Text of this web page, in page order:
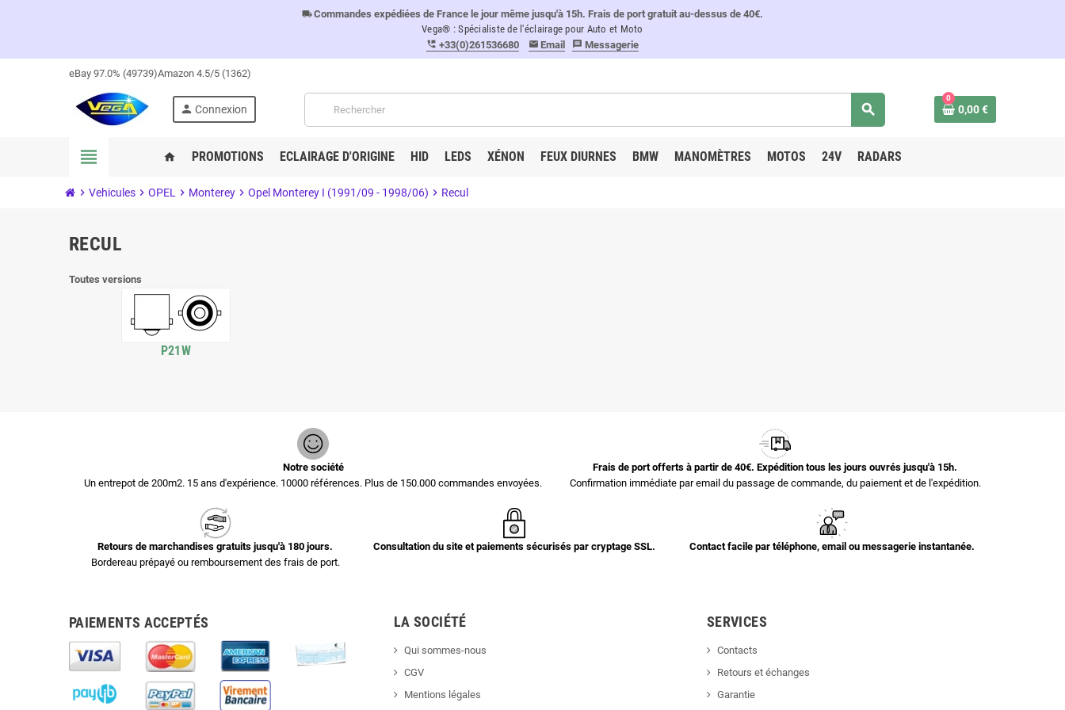
local_shippingCommandes expédiées de France le jour même jusqu'à 15h. Frais de port gratuit au-dessus de 40€.
Vega® : Spécialiste de l'éclairage pour Auto et Moto
perm_phone_msg +33(0)261536680 email Email message Messagerie
eBay 97.0% (49739)Amazon 4.5/5 (1362)
person Connexion search
0
0,00 €
view_headline home PROMOTIONS ECLAIRAGE D'ORIGINE HID LEDS XÉNON FEUX DIURNES BMW MANOMÈTRES MOTOS 24V RADARS
chevron_right Vehicules chevron_right OPEL chevron_right Monterey chevron_right Opel Monterey I (1991/09 - 1998/06) chevron_right Recul
RECUL
Toutes versions
P21W
Notre société
Un entrepot de 200m2. 15 ans d'expérience. 10000 références. Plus de 150.000 commandes envoyées.
Frais de port offerts à partir de 40€. Expédition tous les jours ouvrés jusqu'à 15h.
Confirmation immédiate par email du passage de commande, du paiement et de l'expédition.
Retours de marchandises gratuits jusqu'à 180 jours.
Bordereau prépayé ou remboursement des frais de port.
Consultation du site et paiements sécurisés par cryptage SSL. Contact facile par téléphone, email ou messagerie instantanée.
PAIEMENTS ACCEPTÉS LA SOCIÉTÉ
Qui sommes-nous
CGV
Mentions légales
SERVICES
Contacts
Retours et échanges
Garantie